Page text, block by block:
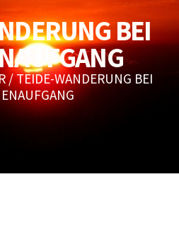
BEI
/ TEIDE-WANDERUNG BEI